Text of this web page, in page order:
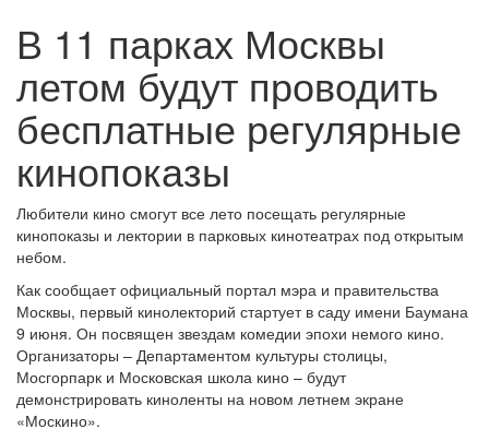
В 11 парках Москвы
летом будут проводить
бесплатные регулярные
кинопоказы
Любители кино смогут все лето посещать регулярные
кинопоказы и лектории в парковых кинотеатрах под открытым
небом.
Как сообщает официальный портал мэра и правительства
Москвы, первый кинолекторий стартует в саду имени Баумана
9 июня. Он посвящен звездам комедии эпохи немого кино.
Организаторы – Департаментом культуры столицы,
Мосгорпарк и Московская школа кино – будут
демонстрировать киноленты на новом летнем экране
«Москино».